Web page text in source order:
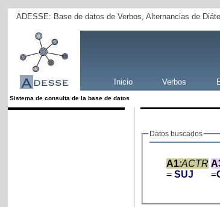
ADESSE: Base de datos de Verbos, Alternancias de
Inicio Verbos
Sistema de consulta de la base de datos
Datos buscados
A1:ACTR
= SUJ
=